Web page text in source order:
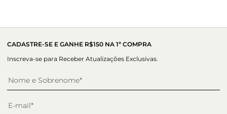
CADASTRE-SE E GANHE R$150 NA 1ª COMPRA
Inscreva-se para Receber Atualizações Exclusivas.